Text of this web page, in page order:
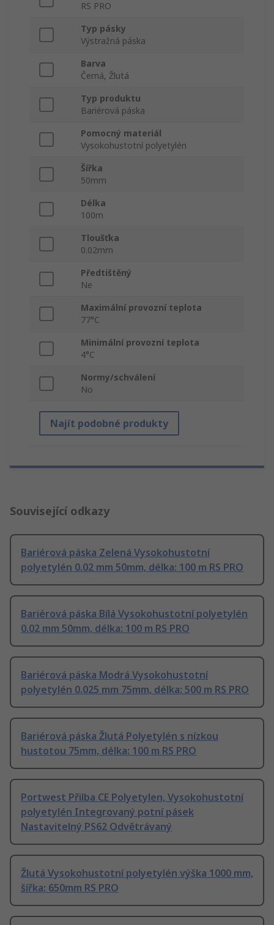
RS PRO
Typ pásky
Výstražná páska
Barva
Černá, Žlutá
Typ produktu
Bariérová páska
Pomocný materiál
Vysokohustotní polyetylén
Šířka
50mm
Délka
100m
Tloušťka
0.02mm
Předtištěný
Ne
Maximální provozní teplota
77°C
Minimální provozní teplota
4°C
Normy/schválení
No
Najít podobné produkty
Související odkazy
Bariérová páska Zelená Vysokohustotní
polyetylén 0.02 mm 50mm, délka: 100 m RS PRO
Bariérová páska Bílá Vysokohustotní polyetylén
0.02 mm 50mm, délka: 100 m RS PRO
Bariérová páska Modrá Vysokohustotní
polyetylén 0.025 mm 75mm, délka: 500 m RS PRO
Bariérová páska Žlutá Polyetylén s nízkou
hustotou 75mm, délka: 100 m RS PRO
Portwest Přilba CE Polyetylen, Vysokohustotní
polyetylén Integrovaný potní pásek
Nastavitelný PS62 Odvětrávaný
Žlutá Vysokohustotní polyetylén výška 1000 mm,
šířka: 650mm RS PRO